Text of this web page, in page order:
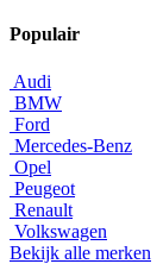
Populair
Audi
BMW
Ford
Mercedes-Benz
Opel
Peugeot
Renault
Volkswagen
Bekijk alle merken